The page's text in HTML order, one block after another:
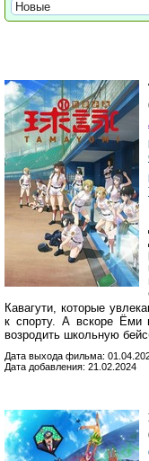
Кавагути, которые
к спорту. А вскоре Ёми
возродить школьную
Дата выхода фильма:
Дата добавления: 21.02.2024